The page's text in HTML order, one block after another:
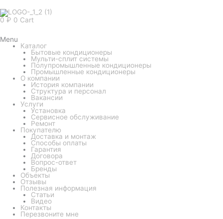
0 ₽ 0 Cart
Menu
Каталог
Бытовые кондиционеры
Мульти-сплит системы
Полупромышленные кондиционеры
Промышленные кондиционеры
О компании
История компании
Структура и персонал
Вакансии
Услуги
Установка
Сервисное обслуживание
Ремонт
Покупателю
Доставка и монтаж
Способы оплаты
Гарантия
Договора
Вопрос-ответ
Бренды
Объекты
Отзывы
Полезная информация
Статьи
Видео
Контакты
Перезвоните мне